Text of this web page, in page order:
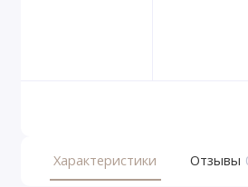
Характеристики Отзывы